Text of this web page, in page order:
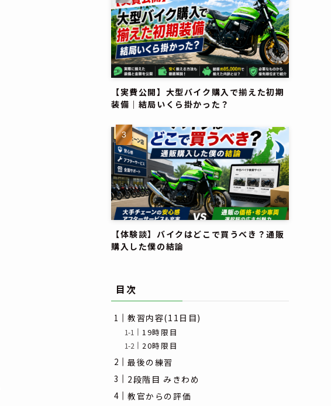
【実費公開】大型バイク購入で揃えた初期
装備｜結局いくら掛かった？
【体験談】バイクはどこで買うべき？通販
購入した僕の結論
目次
教習内容(11日目)
19時限目
20時限目
最後の練習
2段階目 みきわめ
教官からの評価